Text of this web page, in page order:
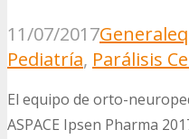
11/07/2017General
Pediatría, Parálisis
El equipo de orto-
ASPACE Ipsen Pharma